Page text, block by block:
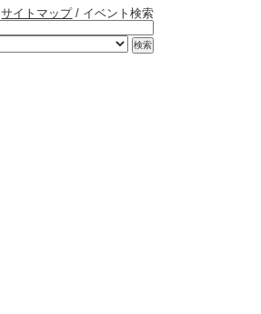
サイトマップ/ イベント検索